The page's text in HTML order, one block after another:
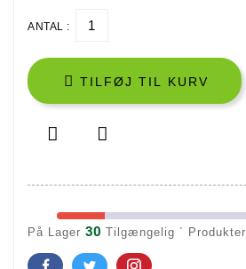
ANTAL :
 TILFØJ TIL KURV
 
På Lager 30 Tilgængelig ´ Produkter